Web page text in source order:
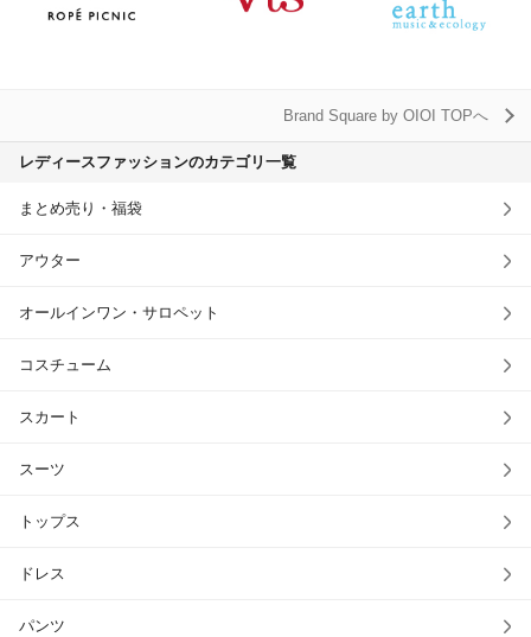
Brand Square by OIOI TOPへ
レディースファッションのカテゴリ一覧
まとめ売り・福袋
アウター
オールインワン・サロペット
コスチューム
スカート
スーツ
トップス
ドレス
パンツ